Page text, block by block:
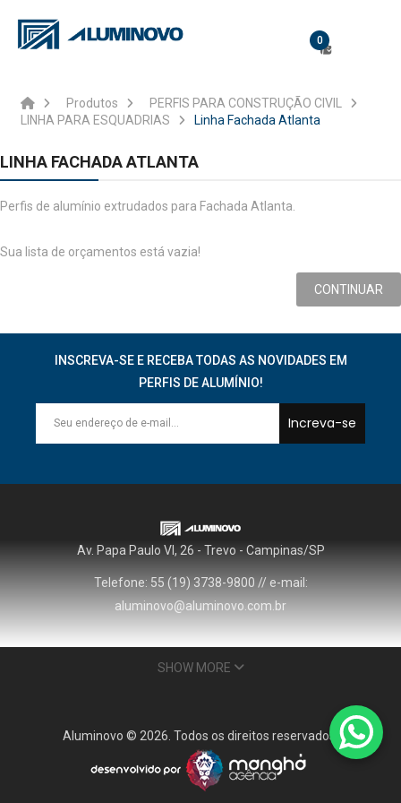
0
Produtos
PERFIS PARA CONSTRUÇÃO CIVIL
LINHA PARA ESQUADRIAS
Linha Fachada Atlanta
LINHA FACHADA ATLANTA
Perfis de alumínio extrudados para Fachada Atlanta.
Sua lista de orçamentos está vazia!
CONTINUAR
INSCREVA-SE E RECEBA TODAS AS NOVIDADES EM
PERFIS DE ALUMÍNIO!
Increva-se
Av. Papa Paulo VI, 26 - Trevo - Campinas/SP
Telefone: 55 (19) 3738-9800 // e-mail:
aluminovo@aluminovo.com.br
PERFIS TABELADOS
PERFIS CONTATO
SHOW MORE
Aluminovo © 2026. Todos os direitos reservados.